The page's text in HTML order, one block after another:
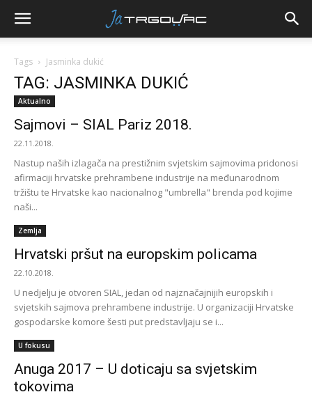
Tags Jasminka dukić
TAG: JASMINKA DUKIĆ
Aktualno
Sajmovi – SIAL Pariz 2018.
22.11.2018.
Nastup naših izlagača na prestižnim svjetskim sajmovima pridonosi
afirmaciji hrvatske prehrambene industrije na međunarodnom
tržištu te Hrvatske kao nacionalnog "umbrella" brenda pod kojime
naši...
Zemlja
Hrvatski pršut na europskim policama
22.10.2018.
U nedjelju je otvoren SIAL, jedan od najznačajnijih europskih i
svjetskih sajmova prehrambene industrije. U organizaciji Hrvatske
gospodarske komore šesti put predstavljaju se i...
U fokusu
Anuga 2017 – U doticaju sa svjetskim
tokovima